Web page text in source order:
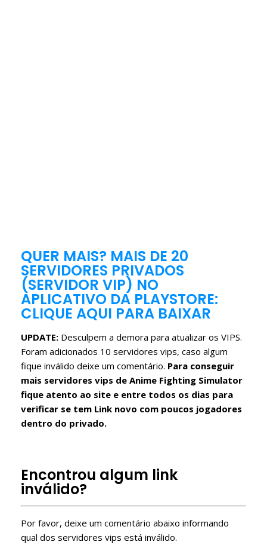
QUER MAIS? MAIS DE 20
SERVIDORES PRIVADOS
(SERVIDOR VIP) NO
APLICATIVO DA PLAYSTORE:
CLIQUE AQUI PARA BAIXAR
UPDATE: Desculpem a demora para atualizar os VIPS.
Foram adicionados 10 servidores vips, caso algum
fique inválido deixe um comentário. Para conseguir
mais servidores vips de Anime Fighting Simulator
fique atento ao site e entre todos os dias para
verificar se tem Link novo com poucos jogadores
dentro do privado.
Encontrou algum link
inválido?
Por favor, deixe um comentário abaixo informando
qual dos servidores vips está inválido.